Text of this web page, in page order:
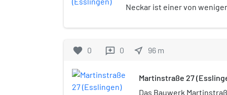
Neckar ist einer von
favorite 0 reviews 0 near_me 96 m
Martinstraße 27
Das Bauwerk